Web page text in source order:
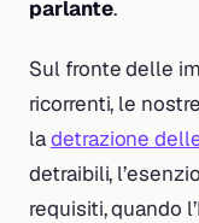
parlante.
Sul fronte delle
ricorrenti, le
ladetrazione
detraibili,
requisiti, quando